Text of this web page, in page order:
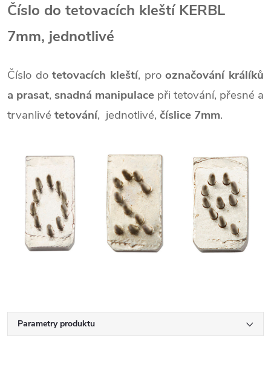
Číslo do tetovacích kleští KERBL
7mm, jednotlivé
Číslo dotetovacích kleští, prooznačování králíků
a prasat, snadná manipulace při tetování, přesné a
trvanlivé tetování, jednotlivé, číslice 7mm.
Parametry produktu